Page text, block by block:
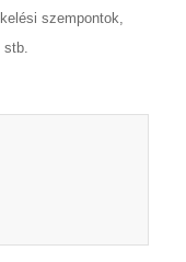
szempontok,
stb.